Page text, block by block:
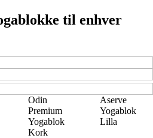
til enhver
Odin
Premium
Yogablok
Kork
Aserve
Yogablok
Lilla